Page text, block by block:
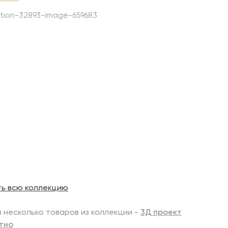
всю коллекцию
несколько товаров из коллекции - 3Д проект